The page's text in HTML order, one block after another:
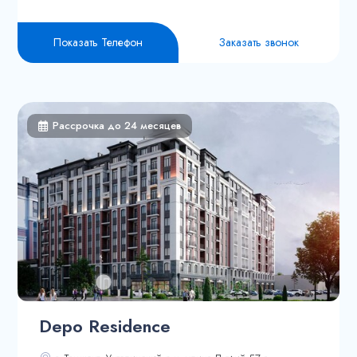
Показать Телефон Заказать звонок
Рассрочка до 24 месяцев
Depo Residence